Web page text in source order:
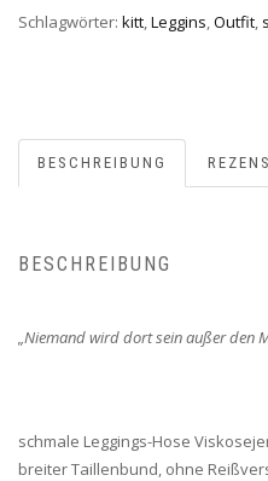
Schlagwörter: kitt,Leggins,Outfit,
BESCHREIBUNG
BESCHREIBUNG
„Niemand wird dort sein außer den
Kollektion
schmale Leggings-Hose
breiter Taillenbund, ohne